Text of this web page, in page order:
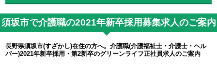
須坂市で介護職の2021年新卒採用募集求人のご案内
長野県須坂市(すざかし)在住の方へ。介護職(介護福祉士・介護士・ヘル
パー)2021年新卒採用・第2新卒のグリーンライフ正社員求人のご案内